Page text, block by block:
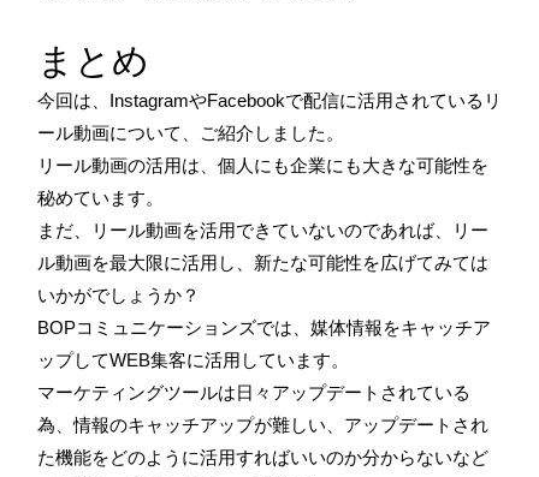
まとめ
今回は、InstagramやFacebookで配信に活用されているリ
ール動画について、ご紹介しました。
リール動画の活用は、個人にも企業にも大きな可能性を
秘めています。
まだ、リール動画を活用できていないのであれば、リー
ル動画を最大限に活用し、新たな可能性を広げてみては
いかがでしょうか？
BOPコミュニケーションズでは、媒体情報をキャッチア
ップしてWEB集客に活用しています。
マーケティングツールは日々アップデートされている
為、情報のキャッチアップが難しい、アップデートされ
た機能をどのように活用すればいいのか分からないなど